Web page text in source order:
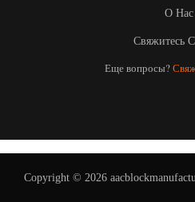
О Нас
Свяжитесь
Еще вопросы?
Copyright © 2026